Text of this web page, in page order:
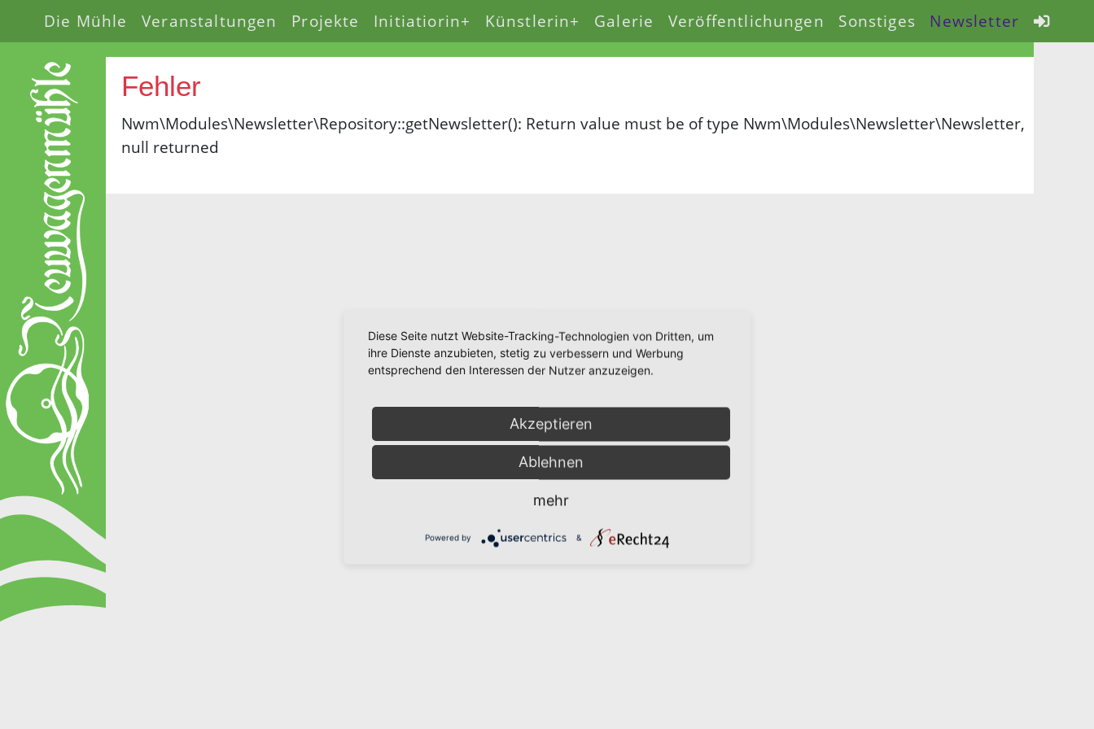
Die Mühle Veranstaltungen Projekte Initiatiorin+ Künstlerin+ Galerie Veröffentlichungen Sonstiges Newsletter
Fehler
Nwm\Modules\Newsletter\Repository::getNewsletter(): Return value must be of type Nwm\Modules\Newsletter\Newsletter,
null returned
Diese Seite nutzt Website-Tracking-Technologien von Dritten, um
ihre Dienste anzubieten, stetig zu verbessern und Werbung
entsprechend den Interessen der Nutzer anzuzeigen.
Akzeptieren
Ablehnen
mehr
Powered by &